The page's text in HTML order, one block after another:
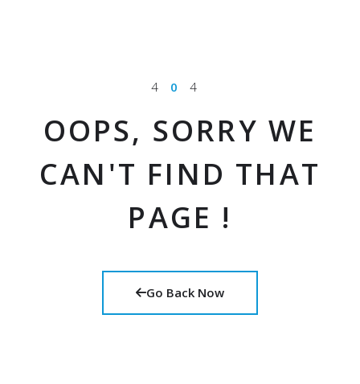
4 0 4
OOPS, SORRY WE
CAN'T FIND THAT
PAGE !
Go Back Now